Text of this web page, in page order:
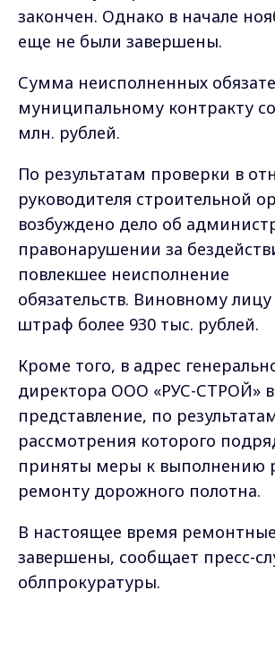
правонарушении за
повлекшее неисполнение
штраф более 930 тыс. рублей.
Кроме того, в адрес
представление, по результатам
рассмотрения которого
приняты меры к выполнению
ремонту дорожного полотна.
В настоящее время
завершены, сообщает пресс-
Фото: Упрдор по Владимирской области
Самые свежие и главные новости в
курсе всех событий!
Опубликовано: 13 декабря 2022 года